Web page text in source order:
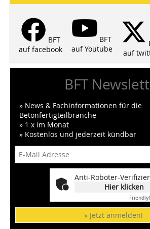
BFT
auf facebook
BFT
auf Youtube
auf
BFT
» News & Fachinformationen für die
Betonfertigteilbranche
» 1 x im Monat
» Kostenlos und jederzeit kündbar
Anti-Roboter-
Hier klicken
Friendly
» Jetzt anmelden!